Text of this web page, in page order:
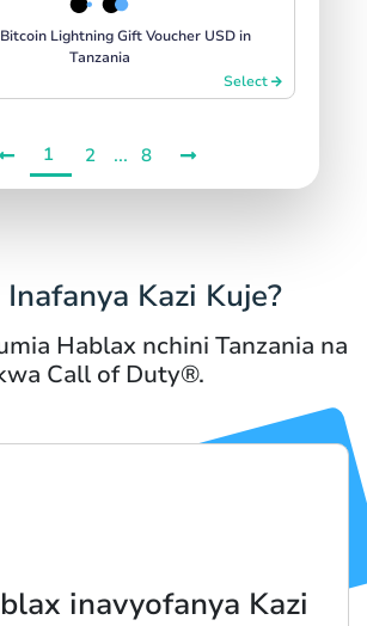
Lightning Gift Voucher USD in
Tanzania
Select
1 2 ... 8
Inafanya Kazi Kuje?
Hablax nchini Tanzania na
Call of Duty®.
inavyofanya Kazi